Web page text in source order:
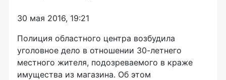
30 мая 2016, 19:21
Полиция областного центра возбудила
уголовное дело в отношении 30-летнего
местного жителя, подозреваемого в краже
имущества из магазина. Об этом